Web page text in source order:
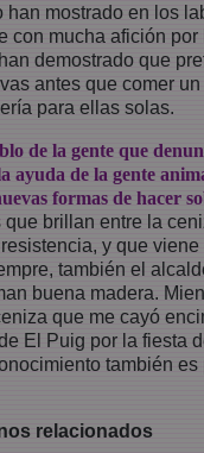
han mostrado en los
con mucha afición
demostrado que
antes que comer
para ellas solas.
de la gente que
ayuda de la gente
formas de hacer
brillan entre la
y que
también el
buena madera.
que me cayó
El Puig por la fiesta
también es
relacionados